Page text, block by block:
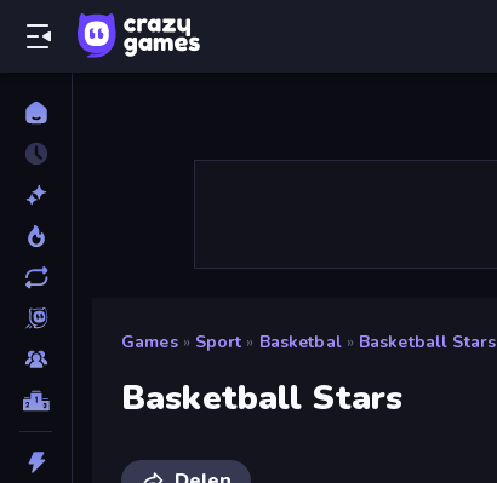
Games » Sport » Basketbal » Basketball Stars
Basketball Stars